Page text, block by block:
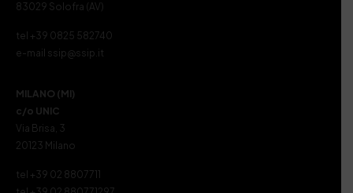
83029 Solofra (AV)
tel +39 0825 582740
e-mail ssip@ssip.it
MILANO (MI)
c/o UNIC
Via Brisa, 3
20123 Milano
tel +39 02 8807711